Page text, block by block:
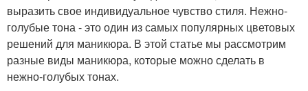
выразить свое индивидуальное чувство стиля. Нежно-
голубые тона - это один из самых популярных цветовых
решений для маникюра. В этой статье мы рассмотрим
разные виды маникюра, которые можно сделать в
нежно-голубых тонах.